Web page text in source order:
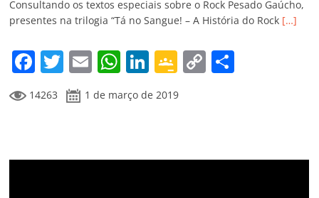
ro
o
m
Consultando os textos especiais sobre o Rock Pesado Gaúcho,
presentes na trilogia “Tá no Sangue! – A História do Rock […]
F
a
c
b
T
w
itt
E
m
ai
W
at
A
Li
n
k
dI
G
o
o
e
C
Li ar
14263 1 de março de 2019